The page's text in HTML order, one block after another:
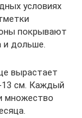
условиях
покрывают
и дольше.
вырастает
13 см. Каждый
множество